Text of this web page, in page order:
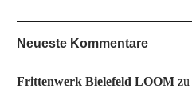
Neueste Kommentare
Frittenwerk Bielefeld LOOMzu